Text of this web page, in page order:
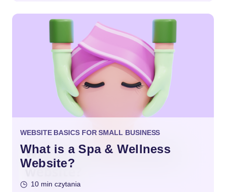
WEBSITE BASICS FOR SMALL BUSINESS
What is a Spa & Wellness
Website?
10 min czytania